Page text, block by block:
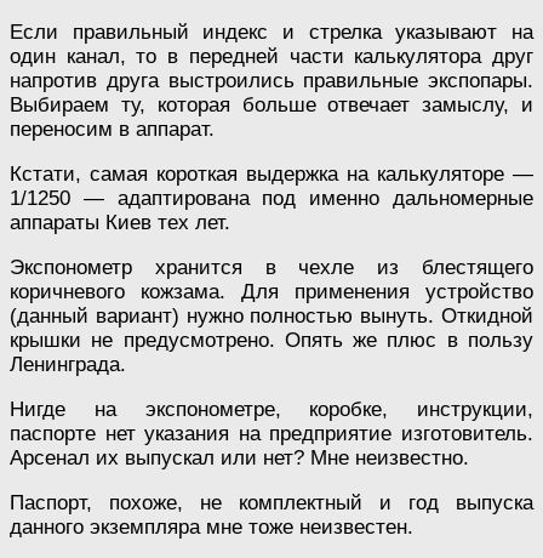
Если правильный индекс и стрелка указывают на
один канал, то в передней части калькулятора друг
напротив друга выстроились правильные экспопары.
Выбираем ту, которая больше отвечает замыслу, и
переносим в аппарат.
Кстати, самая короткая выдержка на калькуляторе —
1/1250 — адаптирована под именно дальномерные
аппараты Киев тех лет.
Экспонометр хранится в чехле из блестящего
коричневого кожзама. Для применения устройство
(данный вариант) нужно полностью вынуть. Откидной
крышки не предусмотрено. Опять же плюс в пользу
Ленинграда.
Нигде на экспонометре, коробке, инструкции,
паспорте нет указания на предприятие изготовитель.
Арсенал их выпускал или нет? Мне неизвестно.
Паспорт, похоже, не комплектный и год выпуска
данного экземпляра мне тоже неизвестен.